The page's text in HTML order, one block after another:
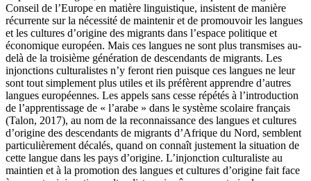
Conseil de l’Europe en matière linguistique, insistent de manière
récurrente sur la nécessité de maintenir et de promouvoir les langues
et les cultures d’origine des migrants dans l’espace politique et
économique européen. Mais ces langues ne sont plus transmises au-
delà de la troisième génération de descendants de migrants. Les
injonctions culturalistes n’y feront rien puisque ces langues ne leur
sont tout simplement plus utiles et ils préfèrent apprendre d’autres
langues européennes. Les appels sans cesse répétés à l’introduction
de l’apprentissage de « l’arabe » dans le système scolaire français
(Talon, 2017), au nom de la reconnaissance des langues et cultures
d’origine des descendants de migrants d’Afrique du Nord, semblent
particulièrement décalés, quand on connaît justement la situation de
cette langue dans les pays d’origine. L’injonction culturaliste au
maintien et à la promotion des langues et cultures d’origine fait face